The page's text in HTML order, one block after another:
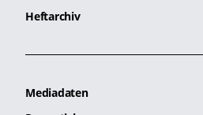
Heftarchiv
Mediadaten